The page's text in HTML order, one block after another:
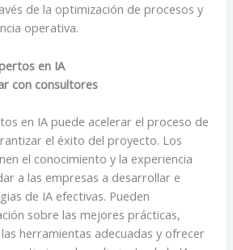
de la optimización de procesos y
operativa.
en IA
con consultores
en IA puede acelerar el proceso de
el éxito del proyecto. Los
el conocimiento y la experiencia
a las empresas a desarrollar e
de IA efectivas. Pueden
sobre las mejores prácticas,
herramientas adecuadas y ofrecer